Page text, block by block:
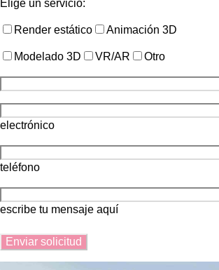
Elige un servicio:
Render estático Animación 3D
Modelado 3D VR/AR Otro
electrónico
teléfono
escribe tu mensaje aquí